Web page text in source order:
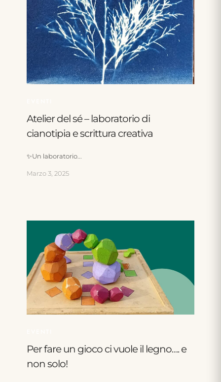
Atelier del sé – laboratorio di
cianotipia e scrittura creativa
✨Un laboratorio...
Marzo 3, 2025
Per fare un gioco ci vuole il legno…. e
non solo!